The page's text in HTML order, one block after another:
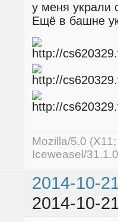
у меня украли
Ещё в башне
Mozilla/5.0
Iceweasel/
2014-10-
2014-10-